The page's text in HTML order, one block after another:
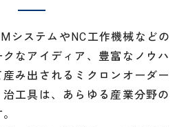
システムやNC工作機械などの
なアイディア、豊富なノウハ
み出されるミクロンオーダー
工具は、あらゆる産業分野の